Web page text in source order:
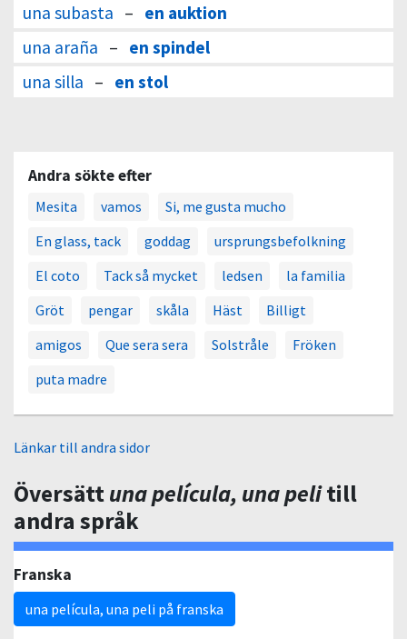
una subasta – en auktion
una araña – en spindel
una silla – en stol
Andra sökte efter
Mesita vamos
Si, me gusta mucho
En glass, tack
goddag
ursprungsbefolkning
El coto
Tack så mycket ledsen
la familia
Gröt
pengar skåla Häst
Billigt
amigos
Que sera sera Solstråle
Fröken
puta madre
Länkar till andra sidor
Översättuna película, una pelitill
andra språk
Franska
una película, una peli på franska